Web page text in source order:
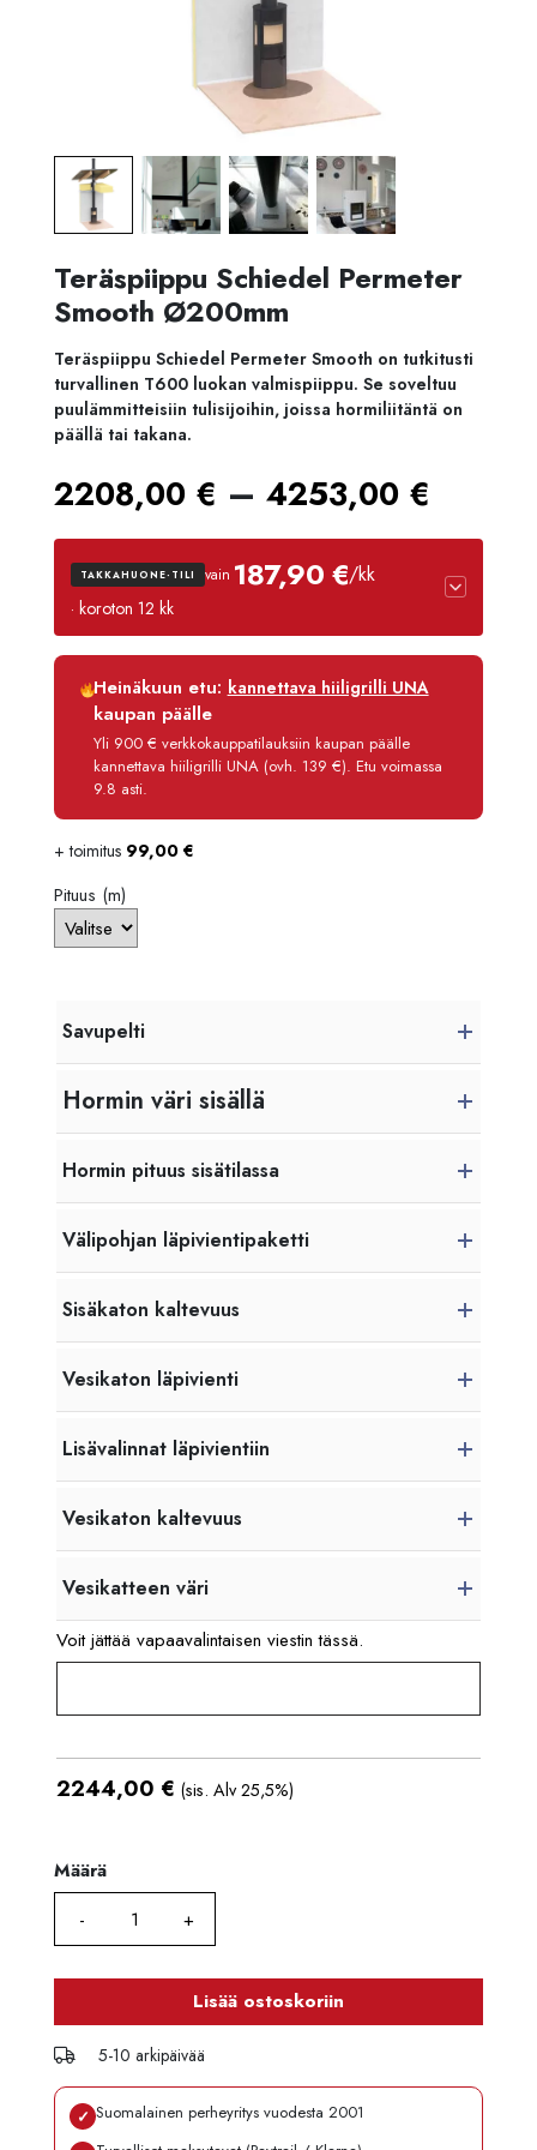
Teräspiippu Schiedel Permeter
Smooth Ø200mm
Teräspiippu Schiedel Permeter Smooth on tutkitusti
turvallinen T600 luokan valmispiippu. Se soveltuu
puulämmitteisiin tulisijoihin, joissa hormiliitäntä on
päällä tai takana.
2208,00 € – 4253,00 €
TAKKAHUONE-TILI vain 187,90 €/kk
· koroton 12 kk
Luottoaika
12 kk
Korko
Käsittelymaksu
3,90 €/kk
Maksettava yhteensä
2 254,80 €
Heinäkuun etu: kannettava hiiligrilli UNA
kaupan päälle
Yli 900 € verkkokauppatilauksiin kaupan päälle
kannettava hiiligrilli UNA (ovh. 139 €). Etu voimassa
9.8 asti.
+ toimitus 99,00 €
Pituus (m)
Savupelti
Hormin väri sisällä
Hormin pituus sisätilassa
Välipohjan läpivientipaketti
Sisäkaton kaltevuus
Vesikaton läpivienti
Lisävalinnat läpivientiin
Vesikaton kaltevuus
Vesikatteen väri
Voit jättää vapaavalintaisen viestin tässä.
2244,00 € (sis. Alv 25,5%)
Määrä
Määrä
Lisää ostoskoriin
5-10 arkipäivää
✓ Suomalainen perheyritys vuodesta 2001